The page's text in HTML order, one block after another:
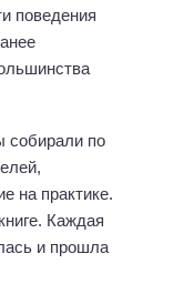
поведения
собирали по
на практике.
Каждая
и прошла